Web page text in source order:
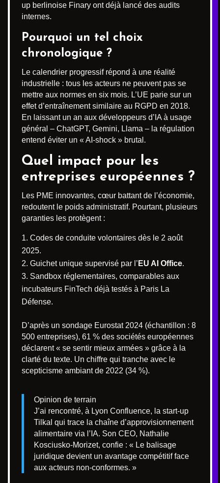
up berlinoise Finary ont déjà lancé des audits
internes.
Pourquoi un tel choix
chronologique ?
Le calendrier progressif répond à une réalité
industrielle : tous les acteurs ne peuvent pas se
mettre aux normes en six mois. L’UE parie sur un
effet d’entraînement similaire au RGPD en 2018.
En laissant un an aux développeurs d’IA à usage
général – ChatGPT, Gemini, Llama – la régulation
entend éviter un « AI-shock » brutal.
Quel impact pour les
entreprises européennes ?
Les PME innovantes, cœur battant de l’économie,
redoutent le poids administratif. Pourtant, plusieurs
garanties les protègent :
Codes de conduite volontaires dès le 2 août
2025.
Guichet unique supervisé par l’ EU AI Office.
Sandbox réglementaires, comparables aux
incubateurs FinTech déjà testés à Paris La
Défense.
D’après un sondage Eurostat 2024 (échantillon : 8
500 entreprises), 61 % des sociétés européennes
déclarent « se sentir mieux armées » grâce à la
clarté du texte. Un chiffre qui tranche avec le
scepticisme ambiant de 2022 (34 %).
Opinion de terrain
J’ai rencontré, à Lyon Confluence, la start-up
Tilkal qui trace la chaîne d’approvisionnement
alimentaire via l’IA. Son CEO, Nathalie
Kosciusko-Morizet, confie : « Le balisage
juridique devient un avantage compétitif face
aux acteurs non-conformes. »